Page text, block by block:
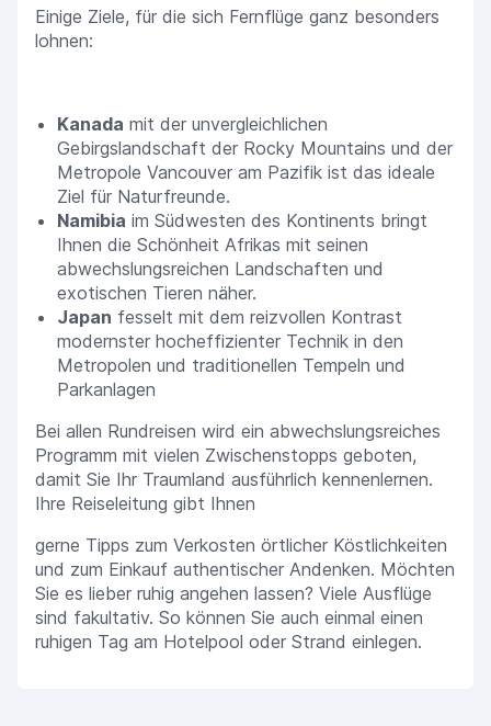
Einige Ziele, für die sich Fernflüge ganz besonders
lohnen:
Kanada mit der unvergleichlichen
Gebirgslandschaft der Rocky Mountains und der
Metropole Vancouver am Pazifik ist das ideale
Ziel für Naturfreunde.
Namibia im Südwesten des Kontinents bringt
Ihnen die Schönheit Afrikas mit seinen
abwechslungsreichen Landschaften und
exotischen Tieren näher.
Japan fesselt mit dem reizvollen Kontrast
modernster hocheffizienter Technik in den
Metropolen und traditionellen Tempeln und
Parkanlagen
Bei allen Rundreisen wird ein abwechslungsreiches
Programm mit vielen Zwischenstopps geboten,
damit Sie Ihr Traumland ausführlich kennenlernen.
Ihre Reiseleitung gibt Ihnen
gerne Tipps zum Verkosten örtlicher Köstlichkeiten
und zum Einkauf authentischer Andenken. Möchten
Sie es lieber ruhig angehen lassen? Viele Ausflüge
sind fakultativ. So können Sie auch einmal einen
ruhigen Tag am Hotelpool oder Strand einlegen.